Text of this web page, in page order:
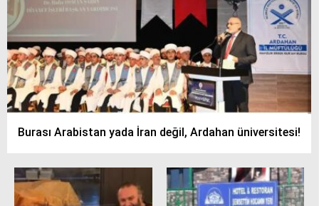
Burası Arabistan yada İran değil, Ardahan üniversitesi!